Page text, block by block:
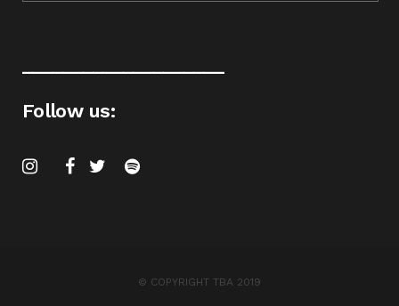
Follow us:
© COPYRIGHT TBA 2019